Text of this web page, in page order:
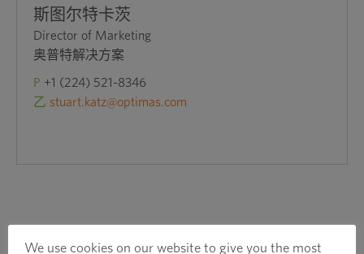
站
斯图尔特卡茨
Director of Marketing
奥普特解决方案
P +1 (224) 521-8346
乙 stuart.katz@optimas.com
We use cookies on our website to give you the most